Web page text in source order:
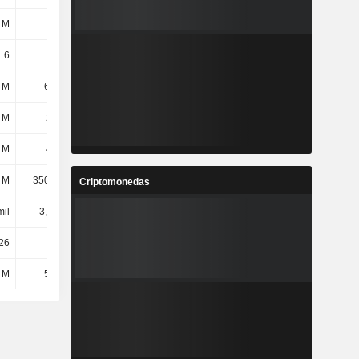
6
62,4 M
266 M
493 M
3506,2 M 3713 M
3,55 mil
59,4 M
Criptomonedas